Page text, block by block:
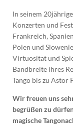
In seinem
Konzerten und
Frankreich,
Polen und
Virtuosität und
Bandbreite ihres
Tango bis zu Astor
Wir freuen uns
begrüßen zu
magische